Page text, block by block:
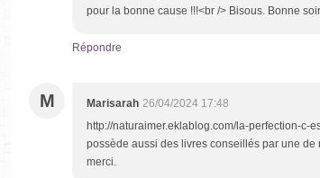
pour la bonne cause !!!<br /> Bisous. Bonne
Répondre
M Marisarah 26/04/2024 17:48
http://naturaimer.eklablog.com/la-perfection-c-
possède aussi des livres conseillés par une
merci.